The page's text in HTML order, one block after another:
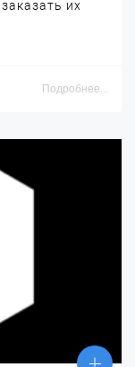
их
Подробнее...